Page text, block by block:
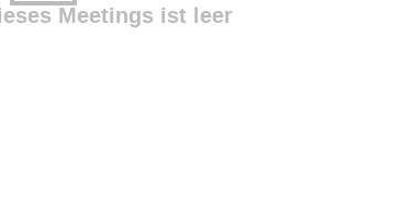
Meetings ist leer